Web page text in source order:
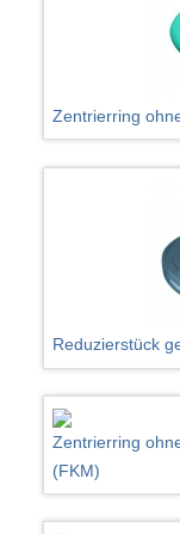
Zentrierring
Reduzierstück
Zentrierring
(FKM)